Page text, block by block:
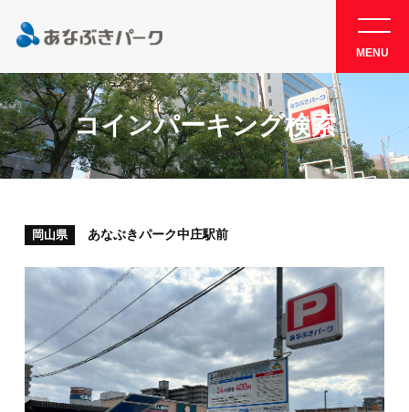
MENU
コインパーキング検索
岡山県 あなぶきパーク中庄駅前